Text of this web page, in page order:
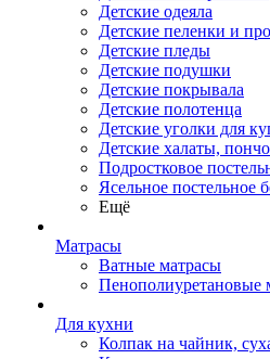
Детские одеяла
Детские пеленки и
Детские пледы
Детские подушки
Детские покрывала
Детские полотенца
Детские уголки для
Детские халаты, пончо
Подростковое
Ясельное постельное
Ещё
Матрасы
Ватные матрасы
Пенополиуретановые
Для кухни
Колпак на чайник,